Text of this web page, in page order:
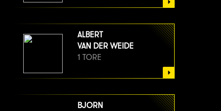
ALBERT
VAN DER WEIDE
1 TORE
BJORN